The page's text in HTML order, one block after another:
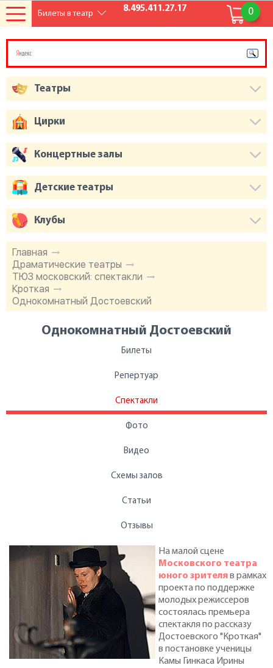
0
8.495.411.27.17
Главная
Драматические театры
ТЮЗ московский: спектакли
Кроткая
Однокомнатный Достоевский
Однокомнатный Достоевский
Билеты
Репертуар
Спектакли
Фото
Видео
Схемы залов
Статьи
Отзывы
На малой сцене
Московского театра
юного зрителяв рамках
проекта по поддержке
молодых режиссеров
состоялась премьера
спектакля по рассказу
Достоевского "Кроткая"
в постановке ученицы
Камы Гинкаса Ирины
Театры
Цирки
Концертные залы
Детские театры
Клубы
Билеты в театр